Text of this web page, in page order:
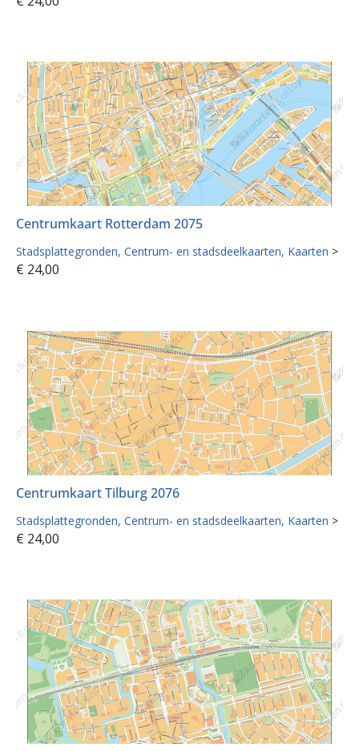
Centrumkaart Rotterdam 2075
Stadsplattegronden Centrum- en stadsdeelkaarten Kaarten >
€ 24,00
Centrumkaart Tilburg 2076
Stadsplattegronden Centrum- en stadsdeelkaarten Kaarten >
€ 24,00